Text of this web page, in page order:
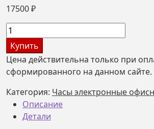
17500₽
Количество
товара
Часы
электронные
офисные
Электроника
2170С6,
Купить
Цена действительна только при
сформированного на данном сайте.
Категория: Часы электронные
Описание
Детали